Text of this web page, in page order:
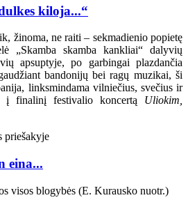
kiloja...“
žinoma, ne raiti – sekmadienio popietę
„Skamba skamba kankliai“ dalyvių
apsuptyje, po garbingai plazdančia
bandonijų bei ragų muzikai, ši
linksmindama vilniečius, svečius ir
į finalinį festivalio koncertą Uliokim,
eina...